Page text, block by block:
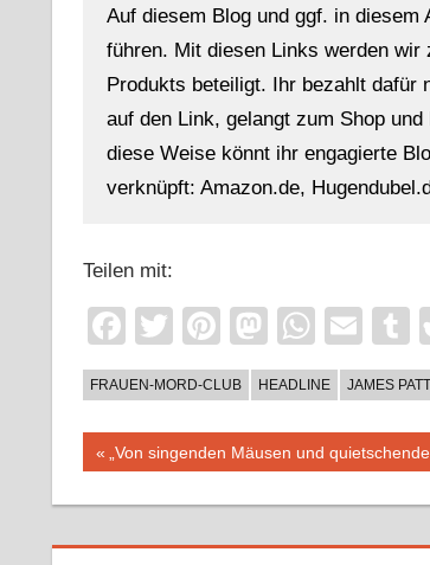
Auf diesem Blog und ggf. in
führen. Mit diesen Links werden wir
Produkts beteiligt. Ihr bezahlt dafür
auf den Link, gelangt zum Shop
diese Weise könnt ihr engagierte
verknüpft: Amazon.de,
Teilen mit:
Facebook
TwitterPinterest
FRAUEN-MORD-CLUB HEADLINE JAMES
Beitragsnavigation
Vorheriger
„Von singenden Mäusen und